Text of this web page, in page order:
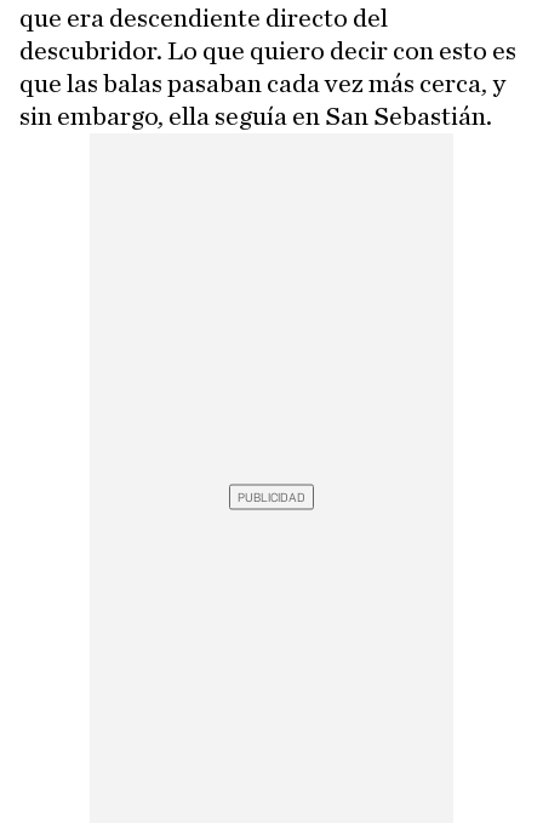
que era descendiente directo del
descubridor. Lo que quiero decir con esto es
que las balas pasaban cada vez más cerca, y
sin embargo, ella seguía en San Sebastián.